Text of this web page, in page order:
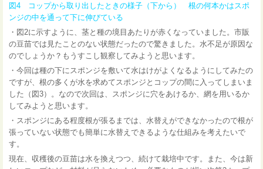
図4 コップから取り出したときの様子（下から） 根の何本かはスポ
ンジの中を通って下に伸びている
・図2に示すように、茎と種の境目あたりが赤くなっていました。市販
の豆苗では見たことのない状態だったので驚きました。水不足が原因な
のでしょうか？もうすこし観察してみようと思います。
・今回は種の下にスポンジを敷いて水はけがよくなるようにしてみたの
ですが、根の多くが水を求めてスポンジとコップの間に入ってしまいま
した（図3）。なので次回は、スポンジに穴をあけるか、網を用いるか
してみようと思います。
・スポンジにある程度根が張るまでは、水替えができなかったので根が
張っていない状態でも簡単に水替えできるような仕組みを考えたいで
す。
現在、収穫後の豆苗は水を換えつつ、続けて栽培中です。また、今は新